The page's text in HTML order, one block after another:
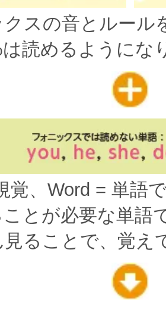
スの音とルール
読めるようにな
覚、Word = 単語
とが必要な単語
ることで、覚え